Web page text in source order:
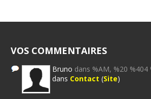
VOS COMMENTAIRES
Bruno dans %AM, %20 %404
dans Contact (Site)